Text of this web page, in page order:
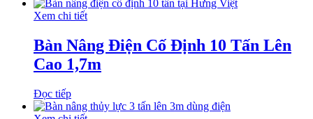
Xem chi tiết
Bàn Nâng Điện Cố Định 10 Tấn Lên
Cao 1,7m
Đọc tiếp